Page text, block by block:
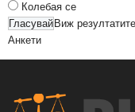
Колебая се
Виж резултатите
Анкети